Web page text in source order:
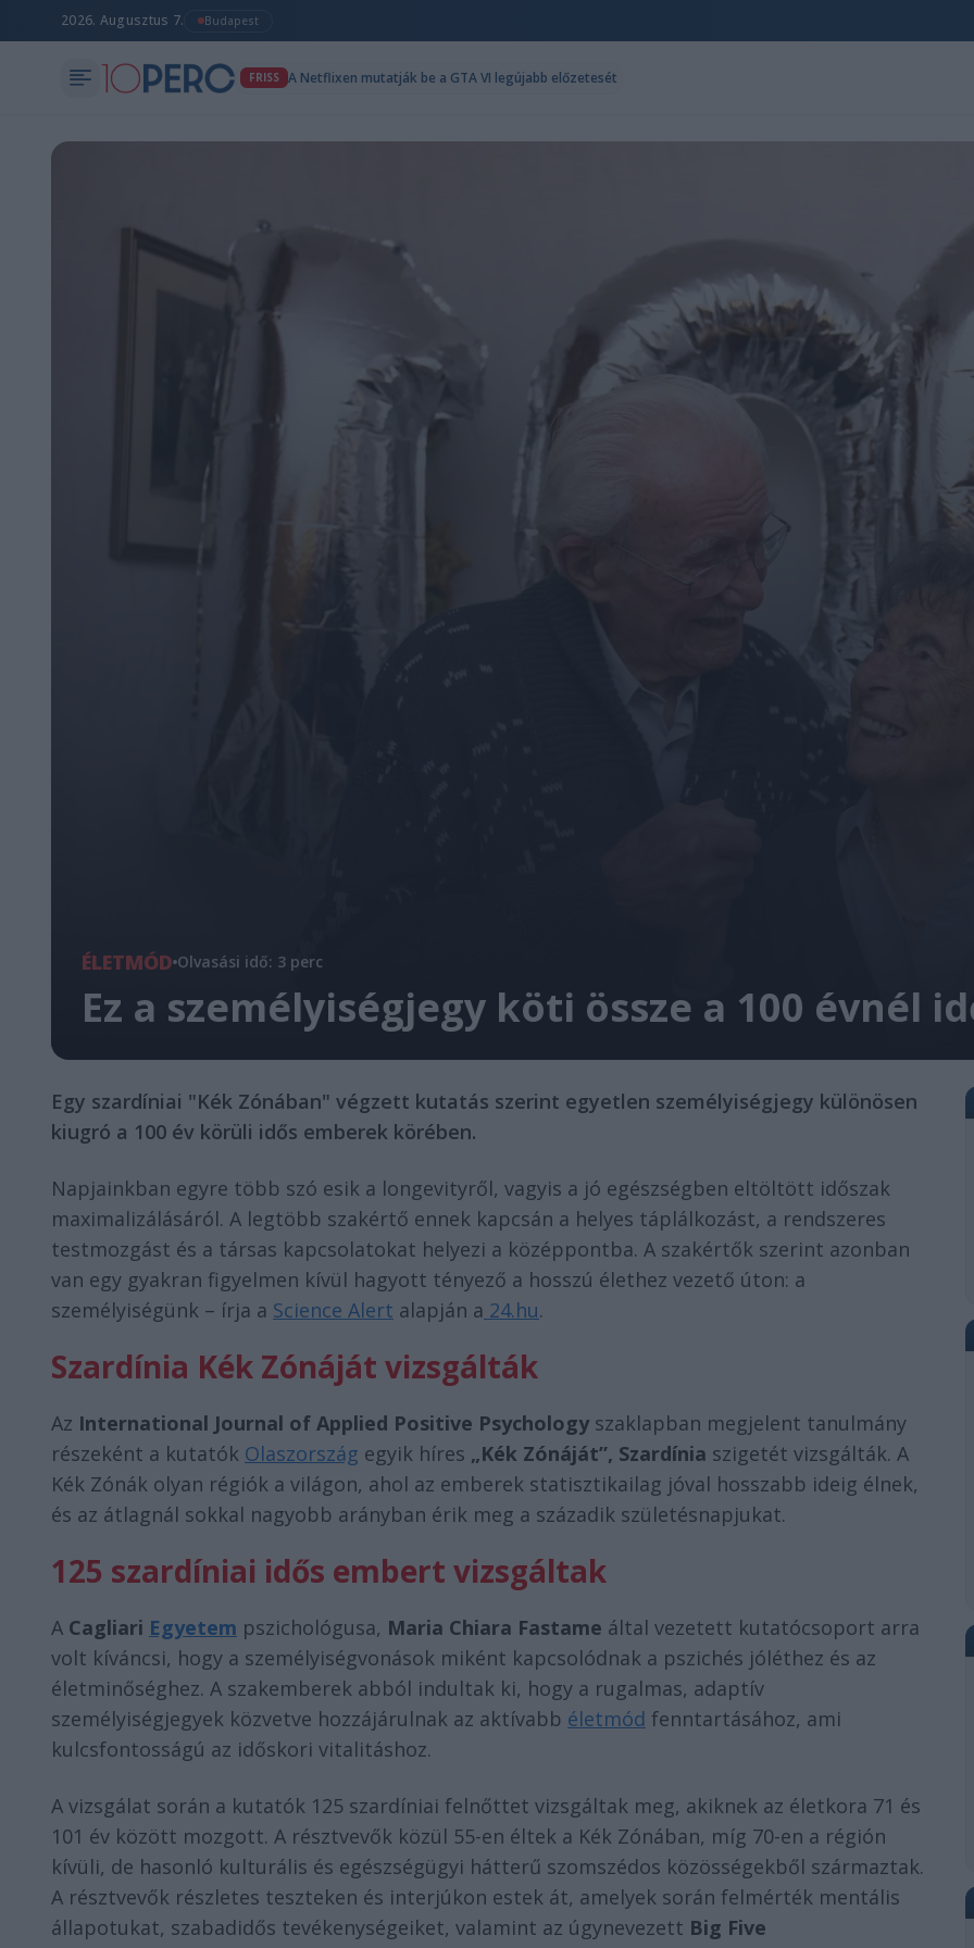
2026. Augusztus 7. Budapest
FRISS A Netflixen mutatják be a GTA VI legújabb előzetesét
ÉLETMÓD Olvasási idő: 3 perc
Ez a személyiségjegy köti össze a 100 évnél
Egy szardíniai "Kék Zónában" végzett kutatás szerint egyetlen személyiségjegy különösen
kiugró a 100 év körüli idős emberek körében.
Napjainkban egyre több szó esik a longevityről, vagyis a jó egészségben eltöltött időszak
maximalizálásáról. A legtöbb szakértő ennek kapcsán a helyes táplálkozást, a rendszeres
testmozgást és a társas kapcsolatokat helyezi a középpontba. A szakértők szerint azonban
van egy gyakran figyelmen kívül hagyott tényező a hosszú élethez vezető úton: a
személyiségünk – írja a Science Alert alapján a 24.hu.
Szardínia Kék Zónáját vizsgálták
Az International Journal of Applied Positive Psychology szaklapban megjelent tanulmány
részeként a kutatók Olaszország egyik híres „Kék Zónáját”, Szardínia szigetét vizsgálták. A
Kék Zónák olyan régiók a világon, ahol az emberek statisztikailag jóval hosszabb ideig élnek,
és az átlagnál sokkal nagyobb arányban érik meg a századik születésnapjukat.
125 szardíniai idős embert vizsgáltak
A Cagliari Egyetem pszichológusa, Maria Chiara Fastame által vezetett kutatócsoport arra
volt kíváncsi, hogy a személyiségvonások miként kapcsolódnak a pszichés jóléthez és az
életminőséghez. A szakemberek abból indultak ki, hogy a rugalmas, adaptív
személyiségjegyek közvetve hozzájárulnak az aktívabb életmód fenntartásához, ami
kulcsfontosságú az időskori vitalitáshoz.
A vizsgálat során a kutatók 125 szardíniai felnőttet vizsgáltak meg, akiknek az életkora 71 és
101 év között mozgott. A résztvevők közül 55-en éltek a Kék Zónában, míg 70-en a régión
kívüli, de hasonló kulturális és egészségügyi hátterű szomszédos közösségekből származtak.
A résztvevők részletes teszteken és interjúkon estek át, amelyek során felmérték mentális
állapotukat, szabadidős tevékenységeiket, valamint az úgynevezett Big Five